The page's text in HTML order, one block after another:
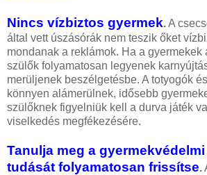
Nincs vízbiztos gyermek.A
által vett úszásórák nem teszik őket
mondanak a reklámok. Ha a gyermekek
szülők folyamatosan legyenek
merüljenek beszélgetésbe. A totyogók
könnyen alámerülnek, idősebb
szülőknek figyelniük kell a durva játék
viselkedés megfékezésére.
Tanulja meg a
tudását folyamatosan frissítse.